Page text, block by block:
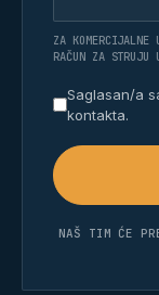
ZA
RAČUN ZA STRUJU
Saglasan/a
kontakta.
NAŠ TIM ĆE